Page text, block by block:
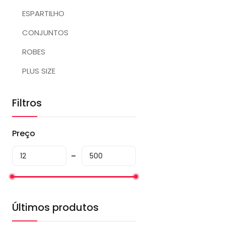
ESPARTILHO
CONJUNTOS
ROBES
PLUS SIZE
Filtros
Preço
Últimos produtos